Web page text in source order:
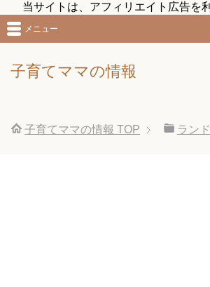
当サイトは、アフィリエイト広告を
子育てママの情報
メニュー
子育てママの情報 TOP ラン